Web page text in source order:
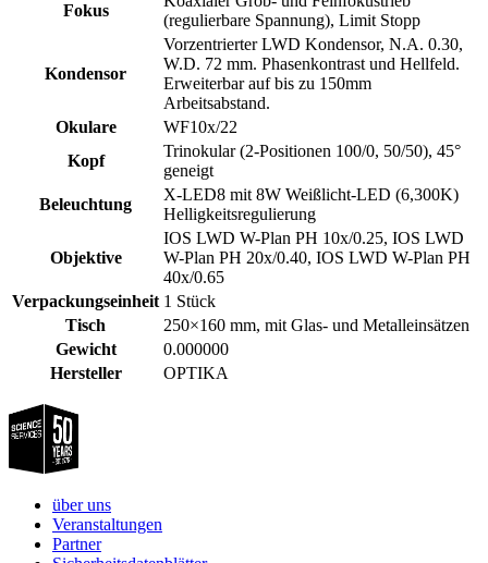
Fokus
(regulierbare Spannung), Limit Stopp
Kondensor
Vorzentrierter LWD Kondensor, N.A. 0.30,
W.D. 72 mm. Phasenkontrast und Hellfeld.
Erweiterbar auf bis zu 150mm
Arbeitsabstand.
Okulare
WF10x/22
Kopf
Trinokular (2-Positionen 100/0, 50/50), 45°
geneigt
Beleuchtung
X-LED8 mit 8W Weißlicht-LED (6,300K)
Helligkeitsregulierung
Objektive
IOS LWD W-Plan PH 10x/0.25, IOS LWD
W-Plan PH 20x/0.40, IOS LWD W-Plan PH
40x/0.65
Verpackungseinheit 1 Stück
Tisch
250×160 mm, mit Glas- und Metalleinsätzen
Gewicht
0.000000
Hersteller
OPTIKA
über uns
Veranstaltungen
Partner